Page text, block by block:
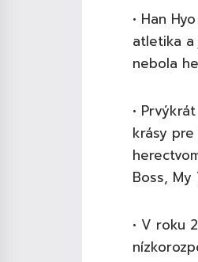
• Han
atletika a
nebola
•
krásy
Boss, My
• V roku